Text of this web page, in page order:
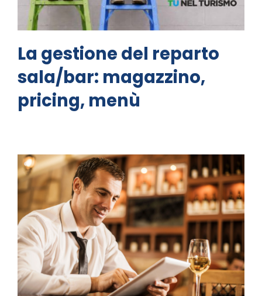
La gestione del reparto
sala/bar: magazzino,
pricing, menù